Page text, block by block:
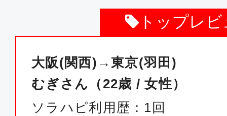
SFJ026
普通席
大阪(関西)
17:20
東京(
普通席
トップレビ
大阪(関西)→東京(羽田)
むぎさん（22歳 / 女性）
ソラハピ利用歴：1回